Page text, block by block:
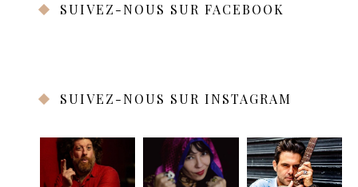
SUIVEZ-NOUS SUR FACEBOOK
SUIVEZ-NOUS SUR INSTAGRAM